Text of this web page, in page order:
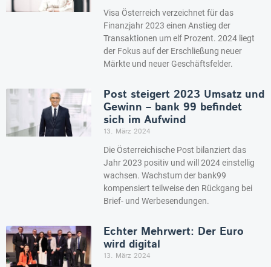
Visa Österreich verzeichnet für das
Finanzjahr 2023 einen Anstieg der
Transaktionen um elf Prozent. 2024 liegt
der Fokus auf der Erschließung neuer
Märkte und neuer Geschäftsfelder.
Post steigert 2023 Umsatz und
Gewinn – bank 99 befindet
sich im Aufwind
13. März 2024
Die Österreichische Post bilanziert das
Jahr 2023 positiv und will 2024 einstellig
wachsen. Wachstum der bank99
kompensiert teilweise den Rückgang bei
Brief- und Werbesendungen.
Echter Mehrwert: Der Euro
wird digital
13. März 2024